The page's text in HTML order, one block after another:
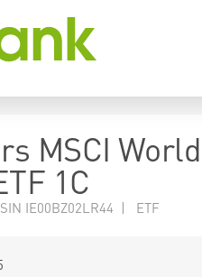
MSCI
1C
IE00BZ02LR44 | ETF